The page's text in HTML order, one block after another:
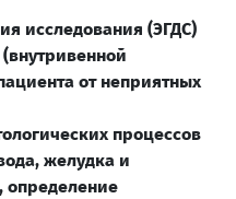
исследования (ЭГДС)
от неприятных
процессов
желудка и
определение